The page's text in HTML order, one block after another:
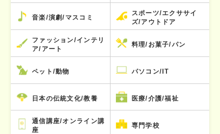
音楽/演劇/マスコミ
スポーツ/エクササイ
ズ/アウトドア
ファッション/インテリ
ア/アート
料理/お菓子/パン
ペット/動物 パソコン/IT
日本の伝統文化/教養 医療/介護/福祉
通信講座/オンライン講
座
専門学校